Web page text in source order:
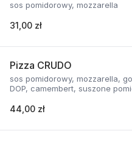
sos pomidorowy, mozzarella
31,00 zł
Pizza CRUDO
sos pomidorowy, mozzarella,
DOP, camembert, suszone
44,00 zł